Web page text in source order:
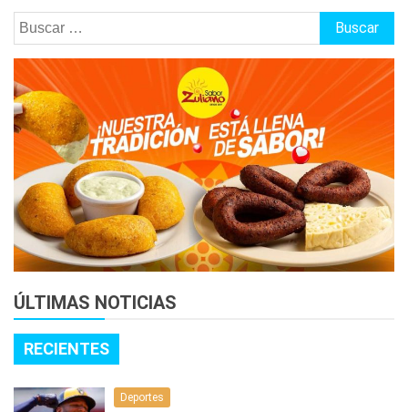
Buscar:
ÚLTIMAS NOTICIAS
RECIENTES
Deportes